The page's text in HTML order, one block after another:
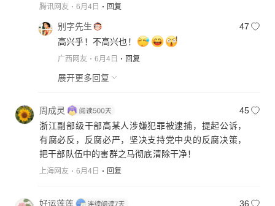
腾讯网友 6月4日 回复
别字先生
47
高兴乎！不高兴也！
广西网友 6月4日 回复
展开更多回复
周成灵
45
浙江副部级干部高某人涉嫌犯罪被逮捕，提起公诉，
有腐必反，反腐必严，坚决支持党中央的反腐决策，
把干部队伍中的害群之马彻底清除干净！
上海网友 6月4日 回复
好运莲莲
36